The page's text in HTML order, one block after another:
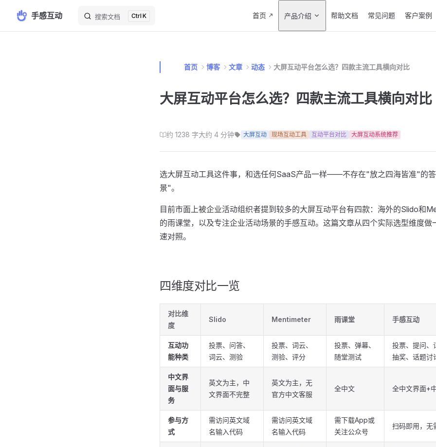
Skip to content
手感互动 搜索文档 K 首页 产品介绍 帮助文档 常见问题 客户案例
首页 博客 文章 动态 大屏互动平台怎么选？四款主流工具横向对比
大屏互动平台怎么选？四款主流工具横向对比
约 1238 字大约 4 分钟 大屏互动 现场互动工具 互动平台对比 大屏互动系统推荐
选大屏互动工具这件事，和选任何SaaS产品一样——不存在"放之四海皆准"的
景"。
目前市面上被企业活动组织者提到较多的大屏互动平台有四款：海外的Slido和
的雨课堂，以及专注企业活动场景的手感互动。这篇文章从四个实际选型维度
速对照。
四维度对比一览
对比维
度
Slido Mentimeter 雨课堂 手感互动
互动功
能种类
投票、问答、
词云、测验
投票、词云、
测验、评分
投票、弹幕、
随堂测试
投票、提问、
抽奖、话题讨
中文界
面与服
务
英文为主，中
文界面不完整
英文为主，无
官方中文客服
全中文 全中文界面+
参与方
式
需访问英文域
名输入代码
需访问英文域
名输入代码
需下载App或
关注公众号
扫码即用，无